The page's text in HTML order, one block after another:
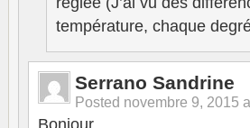
température, chaque
Serrano Sandrine
Posted novembre 9, 2015